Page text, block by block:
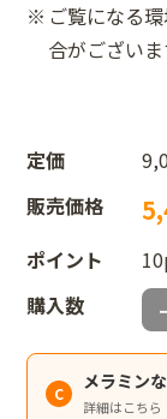
ご覧になる
合がござい
定価
販売価格
ポイント
購入数
メラミン
詳細はこちら